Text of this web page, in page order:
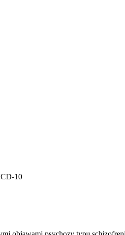
10